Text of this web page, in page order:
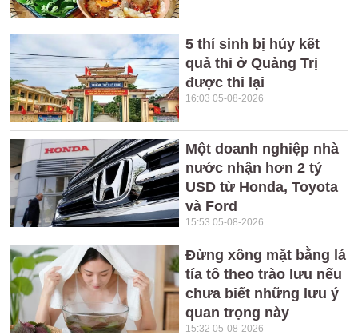
5 thí sinh bị hủy kết
quả thi ở Quảng Trị
được thi lại
16:03 05-08-2026
Một doanh nghiệp nhà
nước nhận hơn 2 tỷ
USD từ Honda, Toyota
và Ford
15:53 05-08-2026
Đừng xông mặt bằng lá
tía tô theo trào lưu nếu
chưa biết những lưu ý
quan trọng này
15:32 05-08-2026